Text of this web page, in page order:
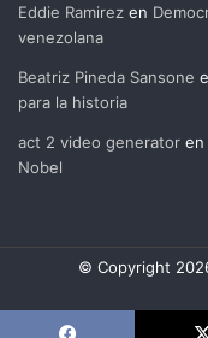
Eddie Ramirez en
venezolana
Beatriz Pineda Sansone
para la historia
act 2 video generator en
Nobel
© Copyright